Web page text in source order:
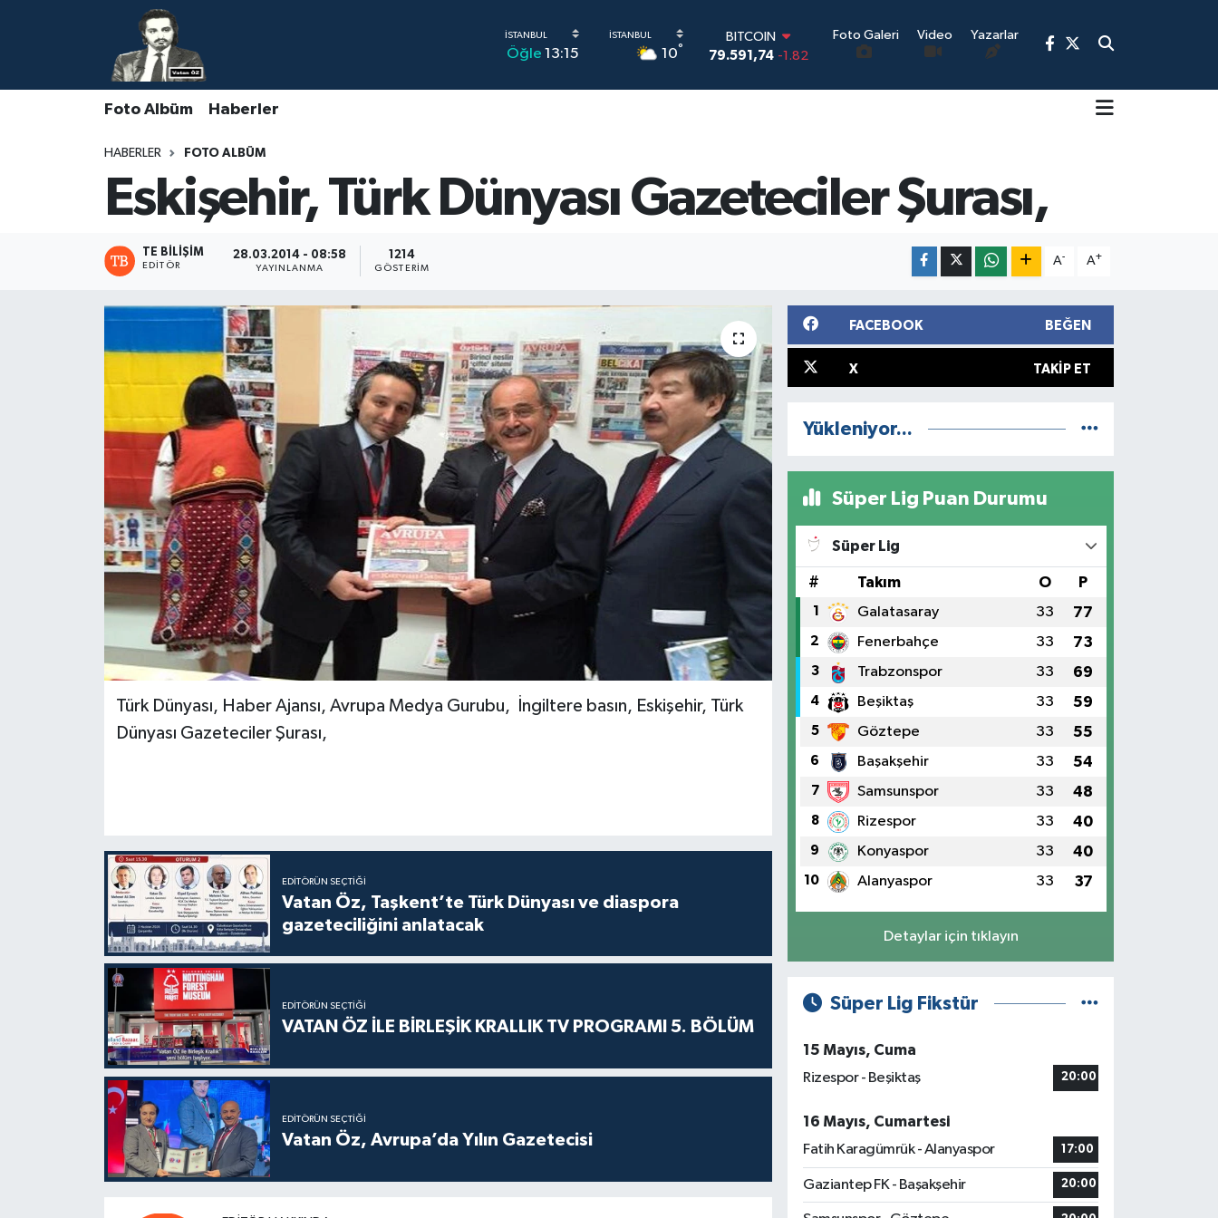
Öğle 13:15 10°
BITCOIN
79.591,74 -1.82
45,43620 0.02
G.ALTIN
6862,09000 0.19
Foto Galeri Video Yazarlar
Foto Albüm Haberler
HABERLER FOTO ALBÜM
Eskişehir, Türk Dünyası Gazeteciler Şurası,
TE BILIŞIM
EDITÖR
28.03.2014 - 08:58
YAYINLANMA
1214
GÖSTERIM
A- A+
Türk Dünyası, Haber Ajansı, Avrupa Medya Gurubu, İngiltere basın, Eskişehir, Türk
Dünyası Gazeteciler Şurası,
EDITÖRÜN SEÇTIĞI
Vatan Öz, Taşkent’te Türk Dünyası ve diaspora
gazeteciliğini anlatacak
EDITÖRÜN SEÇTIĞI
VATAN ÖZ İLE BİRLEŞİK KRALLIK TV PROGRAMI 5. BÖLÜM
EDITÖRÜN SEÇTIĞI
Vatan Öz, Avrupa’da Yılın Gazetecisi
FACEBOOK BEĞEN
X TAKIP ET
Yükleniyor...
Süper Lig Puan Durumu
Süper Lig
# Takım O P
1 Galatasaray 33 77
2 Fenerbahçe 33 73
3 Trabzonspor 33 69
4 Beşiktaş 33 59
5 Göztepe 33 55
6 Başakşehir 33 54
7 Samsunspor 33 48
8 Rizespor 33 40
9 Konyaspor 33 40
10 Alanyaspor 33 37
Detaylar için tıklayın
Süper Lig Fikstür
15 Mayıs, Cuma
Rizespor - Beşiktaş
20:00
16 Mayıs, Cumartesi
Fatih Karagümrük - Alanyaspor
17:00
Gaziantep FK - Başakşehir 20:00
Nöbetçi Eczaneler
Hava Durumu
Namaz Vakitleri
Trafik Durumu
Süper Lig Puan Durumu ve Fikstür
Son Dakika Haberleri